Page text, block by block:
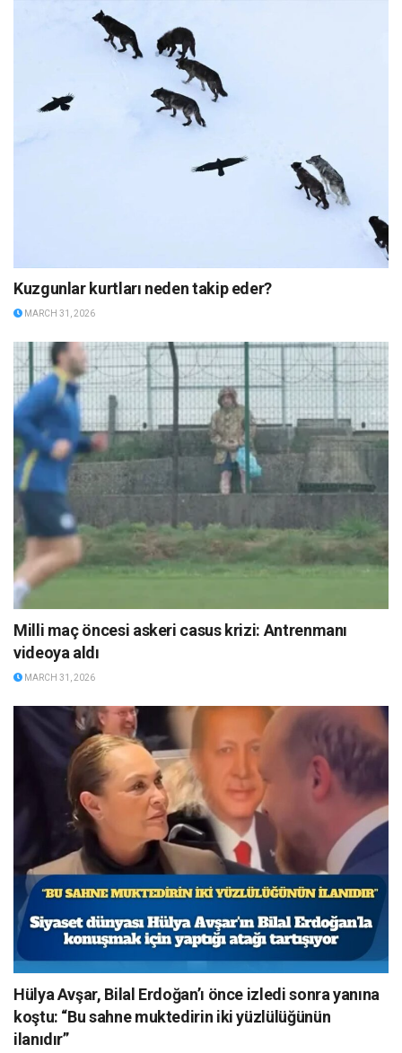
Kuzgunlar kurtları neden takip eder?
MARCH 31, 2026
Milli maç öncesi askeri casus krizi: Antrenmanı
videoya aldı
MARCH 31, 2026
Hülya Avşar, Bilal Erdoğan’ı önce izledi sonra yanına
koştu: “Bu sahne muktedirin iki yüzlülüğünün
ilanıdır”